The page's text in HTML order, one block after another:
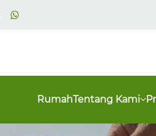
RumahTentang Kami